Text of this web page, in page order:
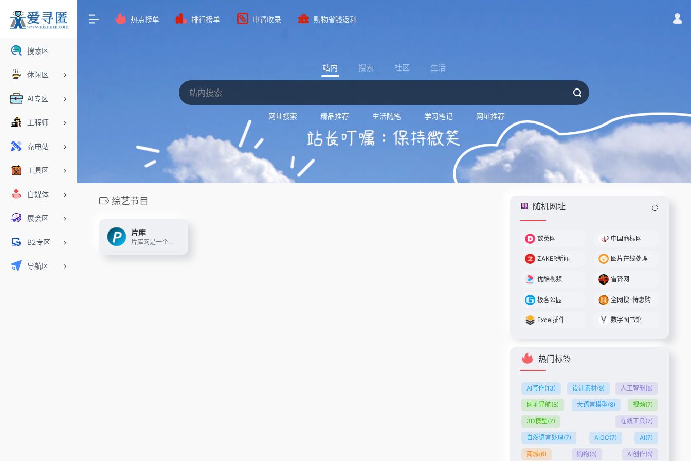
搜索区
休闲区
AI专区
工程师
充电站
工具区
自媒体
展会区
B2专区
导航区
热点榜单 排行榜单 申请收录 购物省钱返利
站内 搜索 社区 生活
网址搜索 精品推荐 生活随笔 学习笔记 网址推荐
综艺节目
片库
片库网是一个可在线观看、高清电影、720p高清电影、1080p高清电影、迅雷下载、bt下载、磁力下载、电驴下载的网站。​每日收集全网最新的电影、剧集、动漫高清资源供网友免费下载！片库!
随机网址
数英网 中国商标网
ZAKER新闻 图片在线处理
优酷视频 雷锋网
极客公园 全网搜-特惠购
Excel插件 数字图书馆
热门标签
AI写作(13) 设计素材(9) 人工智能(8)
网址导航(8) 大语言模型(8) 视频(7)
3D模型(7) 在线工具(7)
自然语言处理(7) AIGC(7) AI(7)
商城(6) 购物(6) AI创作(6)